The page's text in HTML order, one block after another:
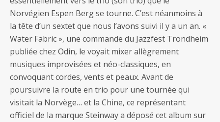
Norvégien Espen Berg se tourne. C’est néanmoins à
la tête d’un sextet que nous l’avons suivi il y a un an. «
Water Fabric », une commande du Jazzfest Trondheim
publiée chez Odin, le voyait mixer allègrement
musiques improvisées et néo-classiques, en
convoquant cordes, vents et peaux. Avant de
poursuivre la route en trio pour une tournée qui
visitait la Norvège… et la Chine, ce représentant
officiel de la marque Steinway a déposé cet album sur